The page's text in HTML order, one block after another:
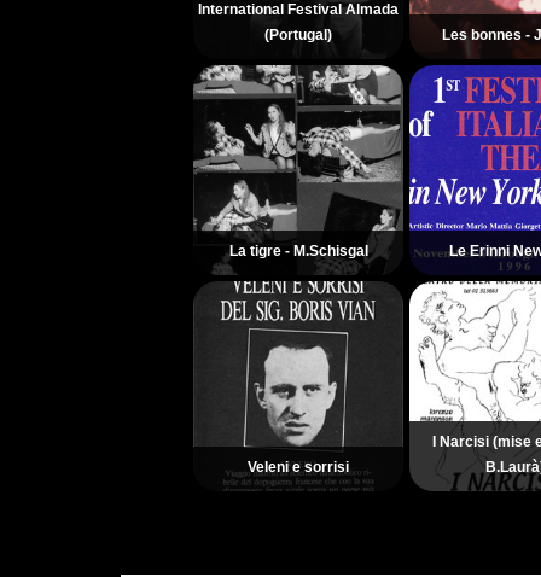
International Festival Almada
(Portugal)
Les bonnes -
La tigre - M.Schisgal Le Erinni
Veleni e sorrisi
I Narcisi (mise